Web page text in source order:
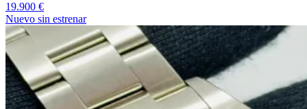
19.900 €
Nuevo sin estrenar